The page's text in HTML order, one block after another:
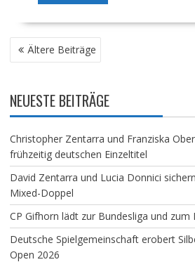
BEITRAGSNAVIGATION
Ältere Beiträge
NEUESTE BEITRÄGE
Christopher Zentarra und Franziska
frühzeitig deutschen Einzeltitel
David Zentarra und Lucia Donnici
Mixed-Doppel
CP Gifhorn lädt zur Bundesliga und zum
Deutsche Spielgemeinschaft erobert
Open 2026